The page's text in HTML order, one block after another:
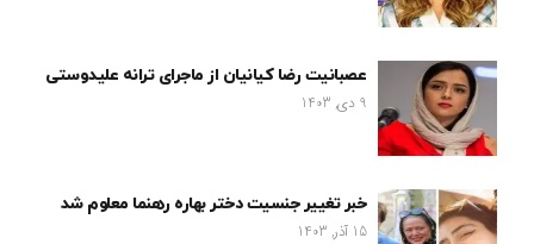
عصبانیت رضا کیانیان از ماجرای ترانه علیدوستی
9 دی, 1403
خبر تغییر جنسیت دختر بهاره رهنما معلوم شد
15 آذر, 1403